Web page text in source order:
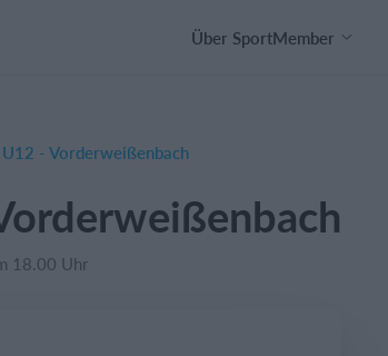
Über SportMember
U12 - Vorderweißenbach
18.00 Uhr